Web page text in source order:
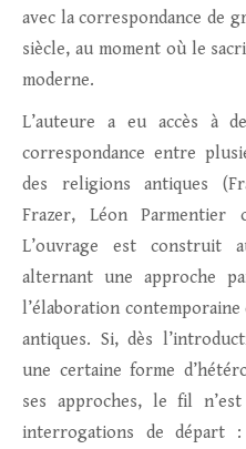
avec la correspondance de
siècle, au moment où le
moderne.
L’auteure a eu accès à
correspondance entre
des religions antiques
Frazer, Léon Parmentier
L’ouvrage est construit
alternant une approche
l’élaboration
antiques. Si, dès
une certaine forme
ses approches, le fil
interrogations de départ